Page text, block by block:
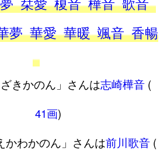
夢 華愛 華暖 颯音 香暢
きかのん」さんは志崎樺音(
41画)
かわかのん」さんは前川歌音 (